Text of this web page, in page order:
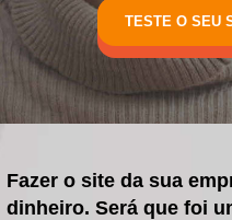
TESTE O SEU
Fazer o site da sua
dinheiro. Será que foi